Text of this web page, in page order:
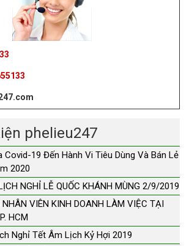
phelieu247
Covid-19 Đến Hành Vi Tiêu Dùng Và Bán Lẻ
2020
NGHỈ LỄ QUỐC KHÁNH MÙNG 2/9/2019
NHÂN VIÊN KINH DOANH LÀM VIỆC TẠI
HCM
Nghỉ Tết Âm Lịch Kỷ Hợi 2019